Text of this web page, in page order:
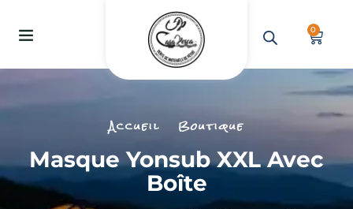
0
Accueil Boutique
Masque Yonsub XXL Avec
Boîte